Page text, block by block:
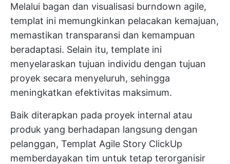
Melalui bagan dan visualisasi burndown agile,
templat ini memungkinkan pelacakan kemajuan,
memastikan transparansi dan kemampuan
beradaptasi. Selain itu, template ini
menyelaraskan tujuan individu dengan tujuan
proyek secara menyeluruh, sehingga
meningkatkan efektivitas maksimum.
Baik diterapkan pada proyek internal atau
produk yang berhadapan langsung dengan
pelanggan, Templat Agile Story ClickUp
memberdayakan tim untuk tetap terorganisir